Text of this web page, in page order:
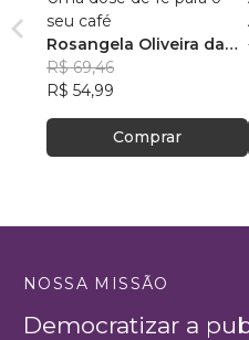
seu café
Rosangela Oliveira da
Silva
R$ 69,46
R$ 54,99
Comprar
NOSSA MISSÃO
Democratizar a